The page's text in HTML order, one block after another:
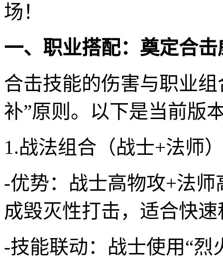
场！
一、职业搭配：奠定合
合击技能的伤害与职业
补”原则。以下是当前版
1.战法组合（战士+法师
-优势：战士高物攻+法
成毁灭性打击，适合快
-技能联动：战士使用“烈